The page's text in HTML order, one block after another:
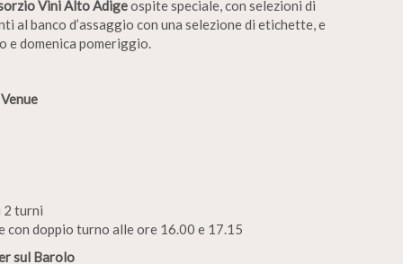
Vini Alto Adigeospite speciale, con selezioni di
al banco d’assaggio con una selezione di etichette, e
e domenica pomeriggio.
2 turni
con doppio turno alle ore 16.00 e 17.15
sul Barolo